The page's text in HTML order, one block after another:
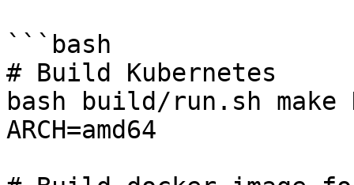
```bash
# Build Kubernetes
bash build/run.sh make
ARCH=amd64